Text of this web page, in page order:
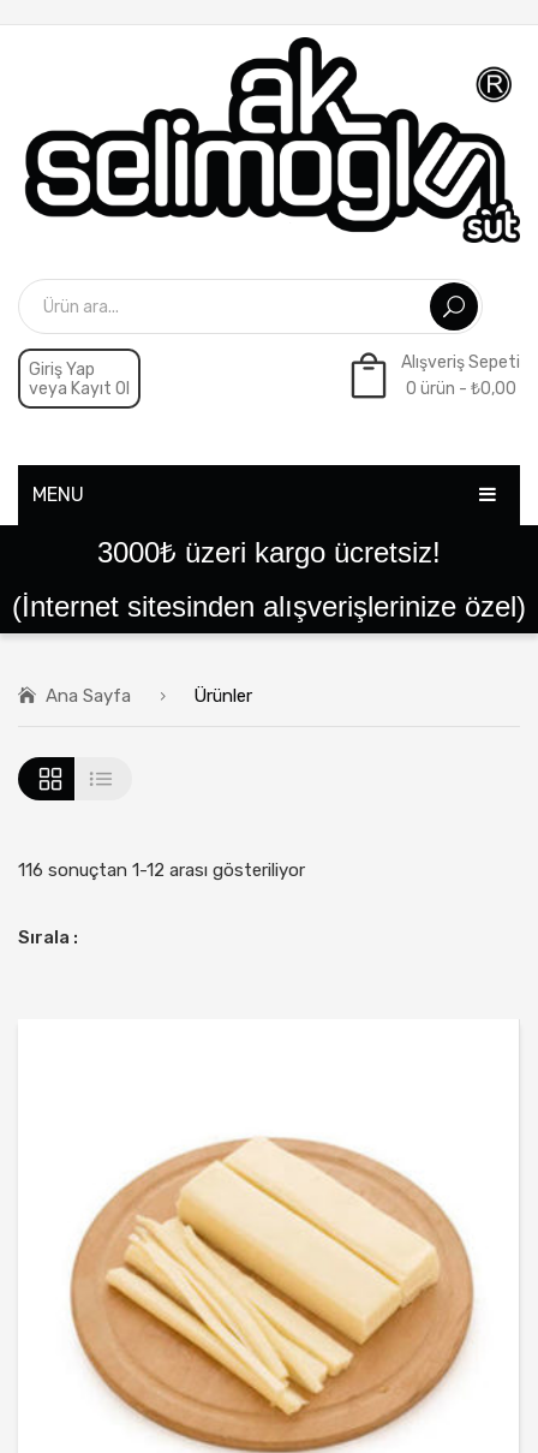
Giriş Yap
veya Kayıt Ol
Alışveriş Sepeti
0 ürün - ₺0,00
MENU
ANA SAYFA
SIPARIŞLER
BALLAR
KAYMAKLAR
HELVALAR
3000₺ üzeri kargo ücretsiz!
(İnternet sitesinden alışverişlerinize özel)
Ana Sayfa Ürünler
116 sonuçtan 1-12 arası gösteriliyor
Sırala :